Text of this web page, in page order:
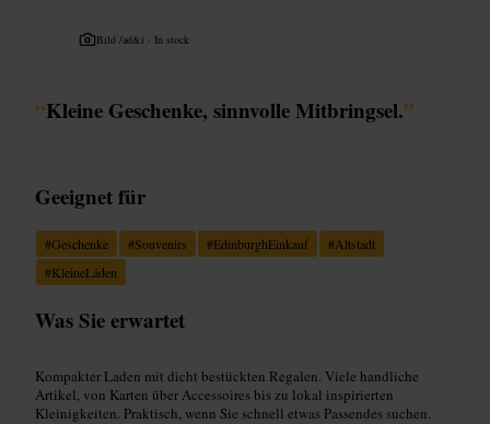
Bild /ad&i · In stock
“Kleine Geschenke, sinnvolle Mitbringsel.”
Geeignet für
#Geschenke #Souvenirs #EdinburghEinkauf #Altstadt
#KleineLäden
Was Sie erwartet
Kompakter Laden mit dicht bestückten Regalen. Viele handliche
Artikel, von Karten über Accessoires bis zu lokal inspirierten
Kleinigkeiten. Praktisch, wenn Sie schnell etwas Passendes suchen.